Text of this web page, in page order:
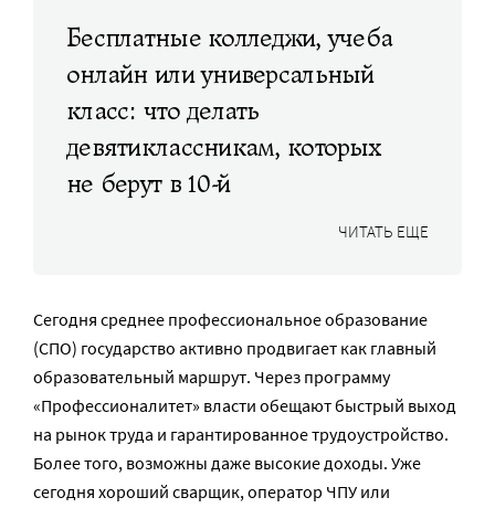
Бесплатные колледжи, учеба
онлайн или универсальный
класс: что делать
девятиклассникам, которых
не берут в 10-й
ЧИТАТЬ ЕЩЕ
Сегодня среднее профессиональное образование
(СПО) государство активно продвигает как главный
образовательный маршрут. Через программу
«Профессионалитет» власти обещают быстрый выход
на рынок труда и гарантированное трудоустройство.
Более того, возможны даже высокие доходы. Уже
сегодня хороший сварщик, оператор ЧПУ или